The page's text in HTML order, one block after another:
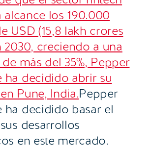
alcance los 190.000
USD (15,8 lakh crores
2030, creciendo a una
más del 35%, Pepper
ha decidido abrir su
Pune, India.Pepper
ha decidido basar el
desarrollos
en este mercado.